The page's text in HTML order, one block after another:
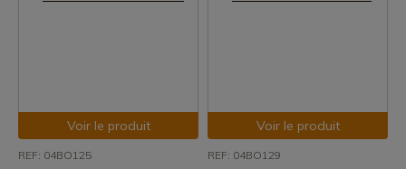
Voir le produit
REF: 04BO125
Voir le produit
REF: 04BO129